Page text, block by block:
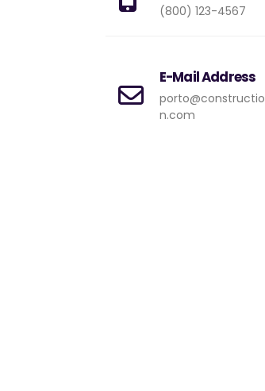
(800) 123-4567
E-Mail Address
porto@constructio
n.com